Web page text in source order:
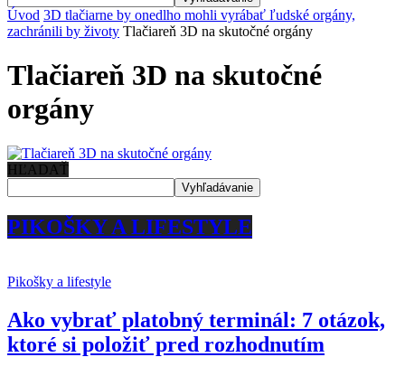
Úvod 3D tlačiarne by onedlho mohli vyrábať ľudské orgány,
zachránili by životy Tlačiareň 3D na skutočné orgány
Tlačiareň 3D na skutočné
orgány
HĽADAŤ
PIKOŠKY A LIFESTYLE
Pikošky a lifestyle
Ako vybrať platobný terminál: 7 otázok,
ktoré si položiť pred rozhodnutím